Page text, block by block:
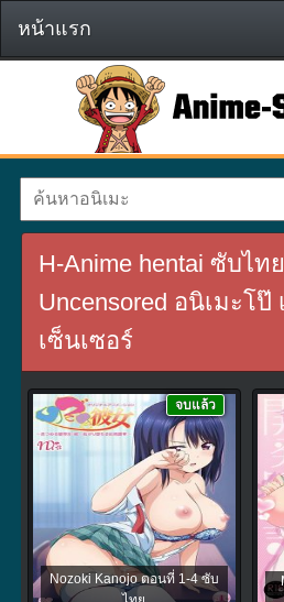
หน้าแรก
H-Anime hentai ซับไท
Uncensored อนิเมะโป๊
เซ็นเซอร์
Nozoki Kanojo ตอนที่ 1-4 ซับ
จบแล้ว